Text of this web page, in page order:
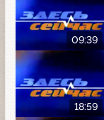
09:39
18:59